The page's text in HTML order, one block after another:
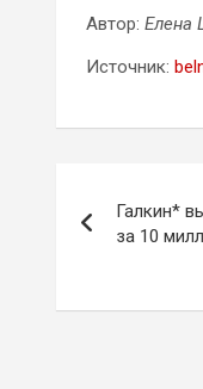
Автор: Елена
Источник:
по
Галкин*
за 10